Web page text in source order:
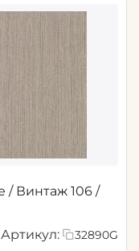
/ Винтаж 106 /
Артикул: 32890G